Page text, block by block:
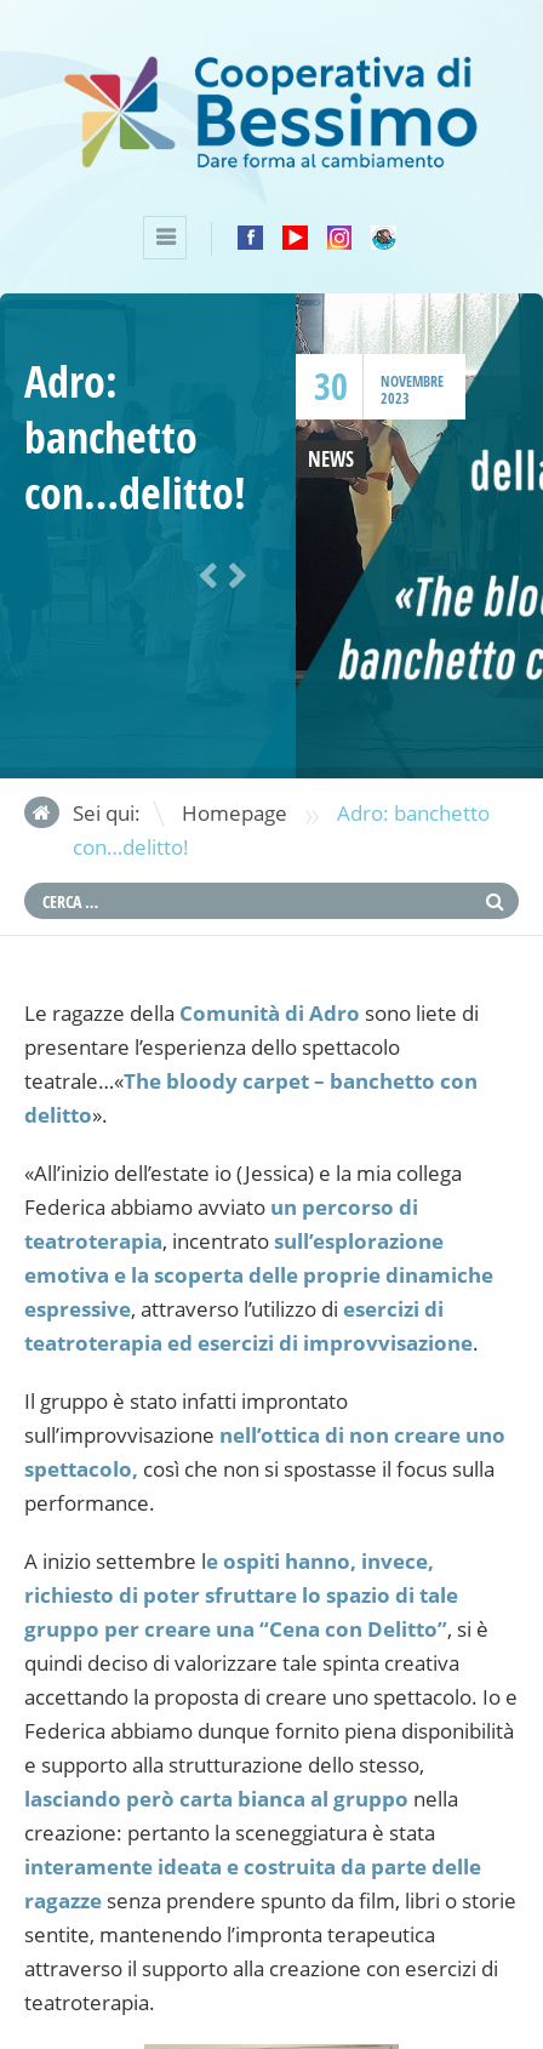
30
NOVEMBRE
2023
Adro:
banchetto
con…delitto!
NEWS
Sei qui: Homepage »
Adro: banchetto
con…delitto!
Le ragazze della Comunità di Adro sono liete di
presentare l’esperienza dello spettacolo
teatrale…«The bloody carpet – banchetto con
delitto».
«All’inizio dell’estate io (Jessica) e la mia collega
Federica abbiamo avviato un percorso di
teatroterapia, incentratosull’esplorazione
emotiva e la scoperta delle proprie dinamiche
espressive, attraverso l’utilizzo di esercizi di
teatroterapia ed esercizi di improvvisazione.
Il gruppo è stato infatti improntato
sull’improvvisazione nell’ottica di non creare uno
spettacolo, così che non si spostasse il focus sulla
performance.
A inizio settembre le ospiti hanno, invece,
richiesto di poter sfruttare lo spazio di tale
gruppo per creare una “Cena con Delitto”, si è
quindi deciso di valorizzare tale spinta creativa
accettando la proposta di creare uno spettacolo. Io e
Federica abbiamo dunque fornito piena disponibilità
e supporto alla strutturazione dello stesso,
lasciando però carta bianca al gruppo nella
creazione: pertanto la sceneggiatura è stata
interamente ideata e costruita da parte delle
ragazze senza prendere spunto da film, libri o storie
sentite, mantenendo l’impronta terapeutica
attraverso il supporto alla creazione con esercizi di
teatroterapia.